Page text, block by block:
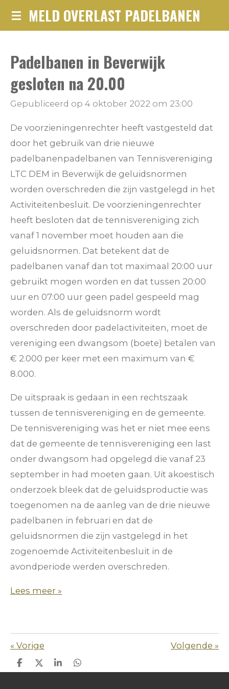
Ga
de
MELD OVERLAST PADELBANEN
Padelbanen in Beverwijk
gesloten na 20.00
Gepubliceerd op 4 oktober 2022 om 23:00
De voorzieningenrechter heeft vastgesteld dat
door het gebruik van drie nieuwe
padelbanenpadelbanen van Tennisvereniging
LTC DEM in Beverwijk de geluidsnormen
worden overschreden die zijn vastgelegd in het
Activiteitenbesluit. De voorzieningenrechter
heeft besloten dat de tennisvereniging zich
vanaf 1 november moet houden aan die
geluidsnormen. Dat betekent dat de
padelbanen vanaf dan tot maximaal 20:00 uur
gebruikt mogen worden en dat tussen 20:00
uur en 07:00 uur geen padel gespeeld mag
worden. Als de geluidsnorm wordt
overschreden door padelactiviteiten, moet de
vereniging een dwangsom (boete) betalen van
€ 2.000 per keer met een maximum van €
8.000.
De uitspraak is gedaan in een rechtszaak
tussen de tennisvereniging en de gemeente.
De tennisvereniging was het er niet mee eens
dat de gemeente de tennisvereniging een last
onder dwangsom had opgelegd die vanaf 23
september in had moeten gaan. Uit akoestisch
onderzoek bleek dat de geluidsproductie was
toegenomen na de aanleg van de drie nieuwe
padelbanen in februari en dat de
geluidsnormen die zijn vastgelegd in het
zogenoemde Activiteitenbesluit in de
avondperiode werden overschreden.
Lees meer »
« Vorige Volgende »
D
e
D
e
S
h
D
e